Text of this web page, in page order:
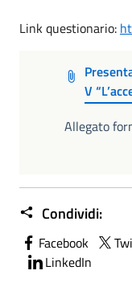
Link questionario:
V
Allegato
Condividi:
Facebook
LinkedIn